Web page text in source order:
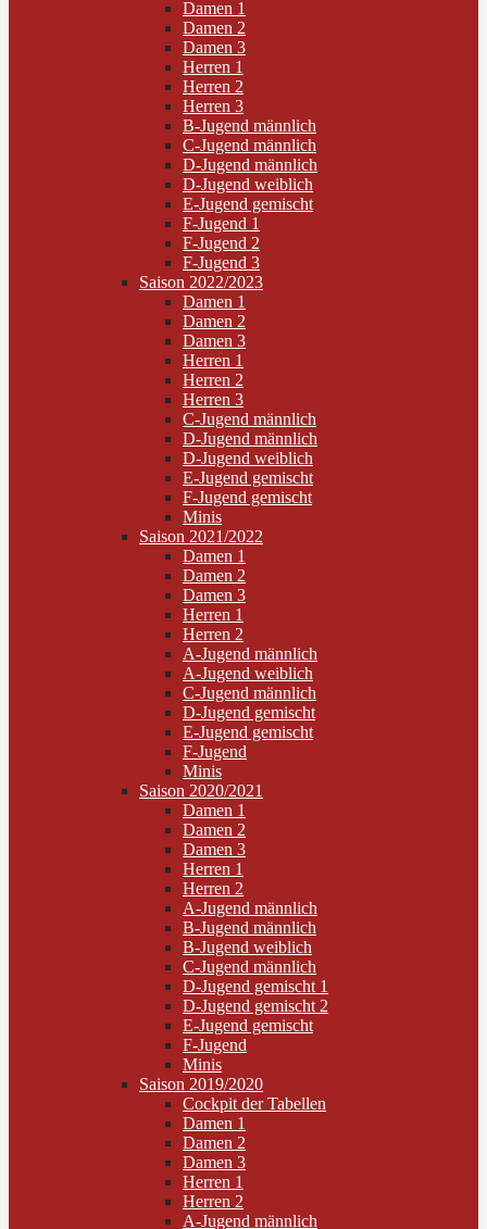
Damen 1
Damen 2
Damen 3
Herren 1
Herren 2
Herren 3
B-Jugend männlich
C-Jugend männlich
D-Jugend männlich
D-Jugend weiblich
E-Jugend gemischt
F-Jugend 1
F-Jugend 2
F-Jugend 3
Saison 2022/2023
Damen 1
Damen 2
Damen 3
Herren 1
Herren 2
Herren 3
C-Jugend männlich
D-Jugend männlich
D-Jugend weiblich
E-Jugend gemischt
F-Jugend gemischt
Minis
Saison 2021/2022
Damen 1
Damen 2
Damen 3
Herren 1
Herren 2
A-Jugend männlich
A-Jugend weiblich
C-Jugend männlich
D-Jugend gemischt
E-Jugend gemischt
F-Jugend
Minis
Saison 2020/2021
Damen 1
Damen 2
Damen 3
Herren 1
Herren 2
A-Jugend männlich
B-Jugend männlich
B-Jugend weiblich
C-Jugend männlich
D-Jugend gemischt 1
D-Jugend gemischt 2
E-Jugend gemischt
F-Jugend
Minis
Saison 2019/2020
Cockpit der Tabellen
Damen 1
Damen 2
Damen 3
Herren 1
Herren 2
A-Jugend männlich